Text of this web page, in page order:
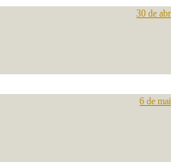
30 de
6 de